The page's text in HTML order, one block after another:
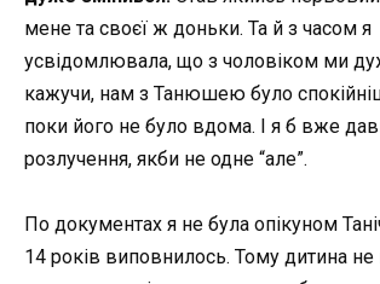
мене та своєї ж доньки. Та й з часом я
усвідомлювала, що з чоловіком ми
кажучи, нам з Танюшею було
поки його не було вдома. І я б вже
розлучення, якби не одне “але”.
По документах я не була опікуном
14 років виповнилось. Тому дитина